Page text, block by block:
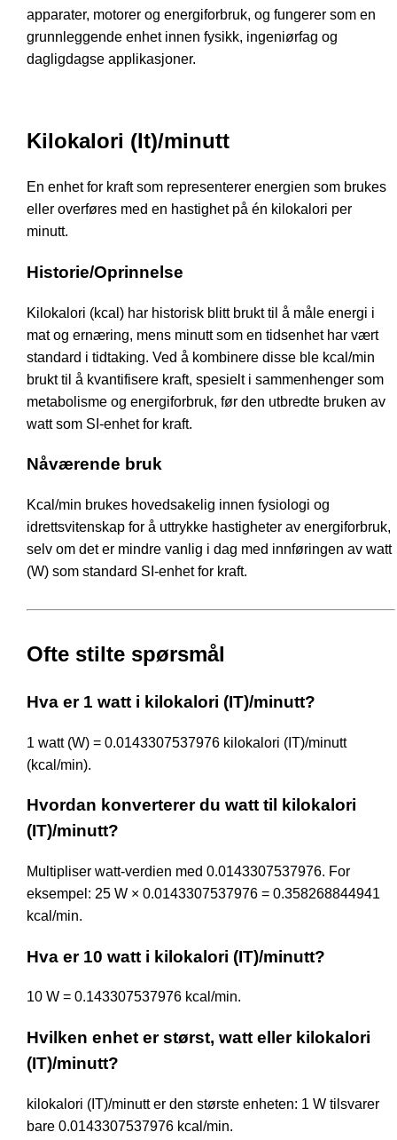
apparater, motorer og energiforbruk, og fungerer som en
grunnleggende enhet innen fysikk, ingeniørfag og
dagligdagse applikasjoner.
Kilokalori (It)/minutt
En enhet for kraft som representerer energien som brukes
eller overføres med en hastighet på én kilokalori per
minutt.
Historie/Oprinnelse
Kilokalori (kcal) har historisk blitt brukt til å måle energi i
mat og ernæring, mens minutt som en tidsenhet har vært
standard i tidtaking. Ved å kombinere disse ble kcal/min
brukt til å kvantifisere kraft, spesielt i sammenhenger som
metabolisme og energiforbruk, før den utbredte bruken av
watt som SI-enhet for kraft.
Nåværende bruk
Kcal/min brukes hovedsakelig innen fysiologi og
idrettsvitenskap for å uttrykke hastigheter av energiforbruk,
selv om det er mindre vanlig i dag med innføringen av watt
(W) som standard SI-enhet for kraft.
Ofte stilte spørsmål
Hva er 1 watt i kilokalori (IT)/minutt?
1 watt (W) = 0.0143307537976 kilokalori (IT)/minutt
(kcal/min).
Hvordan konverterer du watt til kilokalori
(IT)/minutt?
Multipliser watt-verdien med 0.0143307537976. For
eksempel: 25 W × 0.0143307537976 = 0.358268844941
kcal/min.
Hva er 10 watt i kilokalori (IT)/minutt?
10 W = 0.143307537976 kcal/min.
Hvilken enhet er størst, watt eller kilokalori
(IT)/minutt?
kilokalori (IT)/minutt er den største enheten: 1 W tilsvarer
bare 0.0143307537976 kcal/min.